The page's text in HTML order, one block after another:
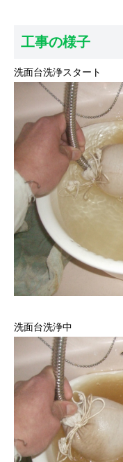
工事の様子
洗面台洗浄スタート
洗面台洗浄中